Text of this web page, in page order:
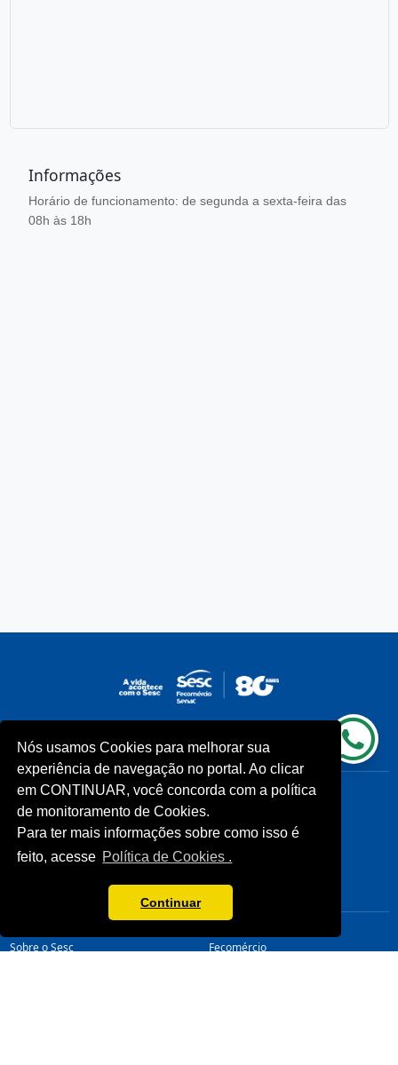
Nós usamos Cookies para melhorar sua
experiência de navegação no portal. Ao clicar
em CONTINUAR, você concorda com a política
de monitoramento de Cookies.
Para ter mais informações sobre como isso é
feito, acesse Política de Cookies .
Continuar
Informações
Horário de funcionamento: de segunda a sexta-feira das
08h às 18h
INSTITUCIONAL
Processos Seletivos (Antigos)
Licitações
Notícias
Fale Conosco
COMUNIDADES
Unidades Sesc-TO
Sobre o Sesc
Fecomércio